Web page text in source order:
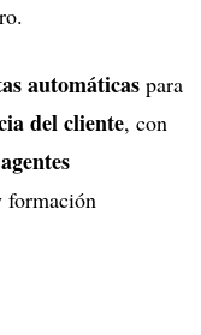
automáticas para
del cliente, con
agentes